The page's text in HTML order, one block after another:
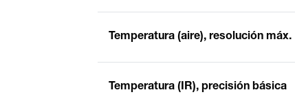
Temperatura (aire), resolución máx.
Temperatura (IR), precisión básica